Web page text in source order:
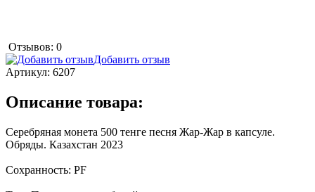
Отзывов: 0
Добавить отзыв
Артикул: 6207
Описание товара:
Серебряная монета 500 тенге песня Жар-Жар в капсуле.
Обряды. Казахстан 2023
Сохранность: PF